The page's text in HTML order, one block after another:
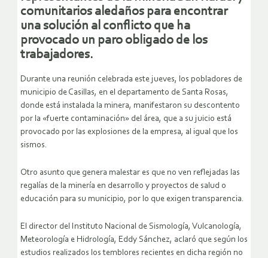
comunitarios aledaños para encontrar
una solución al conflicto que ha
provocado un paro obligado de los
trabajadores.
Durante una reunión celebrada este jueves, los pobladores de
municipio de Casillas, en el departamento de Santa Rosas,
donde está instalada la minera, manifestaron su descontento
por la «fuerte contaminación» del área, que a su juicio está
provocado por las explosiones de la empresa, al igual que los
sismos.
Otro asunto que genera malestar es que no ven reflejadas las
regalías de la minería en desarrollo y proyectos de salud o
educación para su municipio, por lo que exigen transparencia.
El director del Instituto Nacional de Sismología, Vulcanología,
Meteorología e Hidrología, Eddy Sánchez, aclaró que según los
estudios realizados los temblores recientes en dicha región no